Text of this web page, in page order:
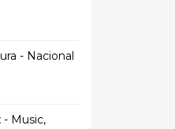
- Nacional
- Music,